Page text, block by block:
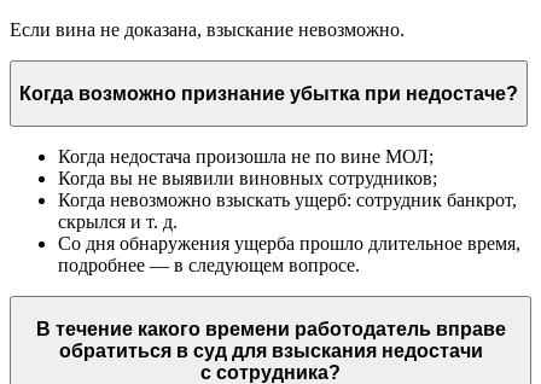
Если вина не доказана, взыскание невозможно.
Когда возможно признание убытка при недостаче?
Когда недостача произошла не по вине МОЛ;
Когда вы не выявили виновных сотрудников;
Когда невозможно взыскать ущерб: сотрудник банкрот,
скрылся и т. д.
Со дня обнаружения ущерба прошло длительное время,
подробнее — в следующем вопросе.
В течение какого времени работодатель вправе
обратиться в суд для взыскания недостачи
с сотрудника?